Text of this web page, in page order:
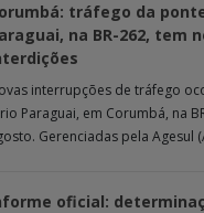
tráfego da
na BR-262, tem
interrupções de tráfego
Paraguai, em Corumbá, na
Gerenciadas pela Agesul
oficial: